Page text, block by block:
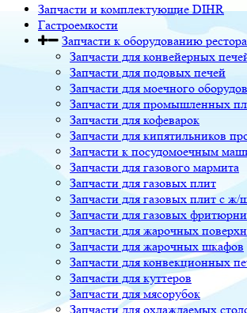
Запчасти и комплектующие DIHR
Гастроемкости
Запчасти к оборудованию
Запчасти для конвейерных
Запчасти для подовых печей
Запчасти для моечного
Запчасти для промышленных
Запчасти для кофеварок
Запчасти для кипятильников
Запчасти к посудомоечным
Запчасти для газового мармита
Запчасти для газовых плит
Запчасти для газовых плит с ж/
Запчасти для газовых
Запчасти для жарочных
Запчасти для жарочных шкафов
Запчасти для конвекционных
Запчасти для куттеров
Запчасти для мясорубок
Запчасти для охлаждаемых